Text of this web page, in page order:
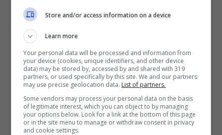
Post Instagram (Screenshot)
Store and/or access information on a device
Learn more
Your personal data will be processed and information from
your device (cookies, unique identifiers, and other device
data) may be stored by, accessed by and shared with 319
partners, or used specifically by this site. We and our partners
may use precise geolocation data. List of partners.
Some vendors may process your personal data on the basis
of legitimate interest, which you can object to by managing
your options below. Look for a link at the bottom of this page
or in the site menu to manage or withdraw consent in privacy
and cookie settings.